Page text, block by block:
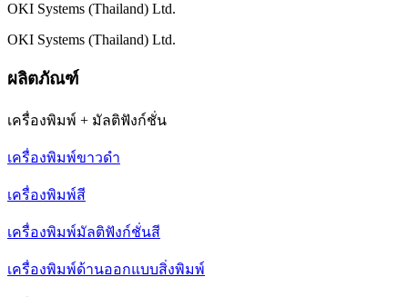
OKI Systems (Thailand) Ltd.
OKI Systems (Thailand) Ltd.
ผลิตภัณฑ์
เครื่องพิมพ์ + มัลติฟังก์ชั่น
เครื่องพิมพ์ขาวดำ
เครื่องพิมพ์สี
เครื่องพิมพ์มัลติฟังก์ชั่นสี
เครื่องพิมพ์ด้านออกแบบสิ่งพิมพ์